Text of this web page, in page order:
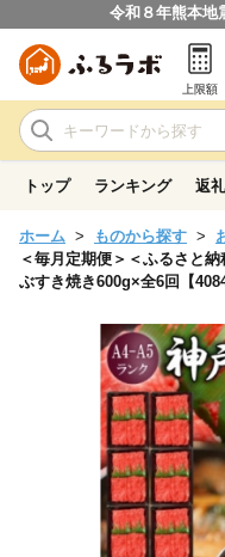
令和８年熊本地
上限額
トップ ランキング 返
ホーム ものから探す
＜毎月定期便＞＜ふるさと
ぶすき焼き600g×全6回【